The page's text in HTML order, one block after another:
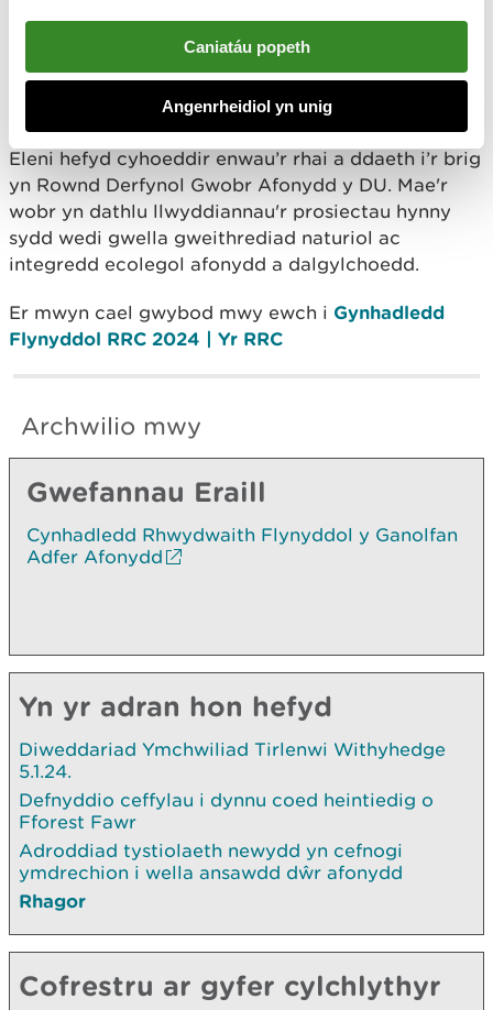
Caniatáu popeth
Angenrheidiol yn unig
wedi’i gyflawni fel prosiect ac i rannu
syniadau a chael cipolwg ar brosiectau
eraill sy’n arwain y ffordd o ran adfer
Eleni hefyd cyhoeddir enwau’r rhai a ddaeth i’r brig
yn Rownd Derfynol Gwobr Afonydd y DU. Mae'r
wobr yn dathlu llwyddiannau'r prosiectau hynny
sydd wedi gwella gweithrediad naturiol ac
integredd ecolegol afonydd a dalgylchoedd.
Er mwyn cael gwybod mwy ewch i Gynhadledd
Flynyddol RRC 2024 | Yr RRC
Archwilio mwy
Gwefannau Eraill
Cynhadledd Rhwydwaith Flynyddol y Ganolfan
Adfer Afonydd
Yn yr adran hon hefyd
Diweddariad Ymchwiliad Tirlenwi Withyhedge
5.1.24.
Defnyddio ceffylau i dynnu coed heintiedig o
Fforest Fawr
Adroddiad tystiolaeth newydd yn cefnogi
ymdrechion i wella ansawdd dŵr afonydd
Rhagor
Cofrestru ar gyfer cylchlythyr